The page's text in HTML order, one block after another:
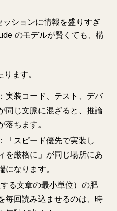
ションに情報を盛りすぎ
のモデルが賢くても、構
ます。
実装コード、テスト、デバ
同じ文脈に混ざると、推論
ちます。
「スピード優先で実装し
を厳格に」が同じ場所にあ
になります。
る文章の最小単位）の肥
毎回読み込ませるのは、時